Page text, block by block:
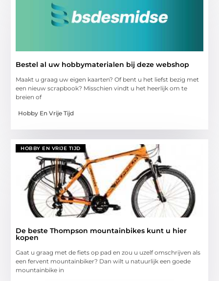
Bestel al uw hobbymaterialen bij deze webshop
Maakt u graag uw eigen kaarten? Of bent u het liefst bezig met
een nieuw scrapbook? Misschien vindt u het heerlijk om te
breien of
Hobby En Vrije Tijd
HOBBY EN VRIJE TIJD
De beste Thompson mountainbikes kunt u hier
kopen
Gaat u graag met de fiets op pad en zou u uzelf omschrijven als
een fervent mountainbiker? Dan wilt u natuurlijk een goede
mountainbike in